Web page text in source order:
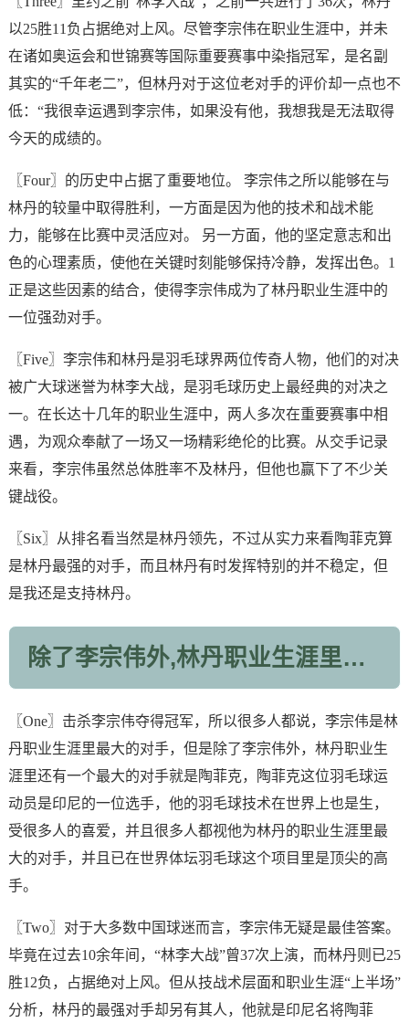
以25胜11负占据绝对上风。尽管李宗伟在职业生涯中，并未
在诸如奥运会和世锦赛等国际重要赛事中染指冠军，是名副
其实的“千年老二”，但林丹对于这位老对手的评价却一点也不
低：“我很幸运遇到李宗伟，如果没有他，我想我是无法取得
今天的成绩的。
〖Four〗的历史中占据了重要地位。 李宗伟之所以能够在与
林丹的较量中取得胜利，一方面是因为他的技术和战术能
力，能够在比赛中灵活应对。 另一方面，他的坚定意志和出
色的心理素质，使他在关键时刻能够保持冷静，发挥出色。1
正是这些因素的结合，使得李宗伟成为了林丹职业生涯中的
一位强劲对手。
〖Five〗李宗伟和林丹是羽毛球界两位传奇人物，他们的对决
被广大球迷誉为林李大战，是羽毛球历史上最经典的对决之
一。在长达十几年的职业生涯中，两人多次在重要赛事中相
遇，为观众奉献了一场又一场精彩绝伦的比赛。从交手记录
来看，李宗伟虽然总体胜率不及林丹，但他也赢下了不少关
键战役。
〖Six〗从排名看当然是林丹领先，不过从实力来看陶菲克算
是林丹最强的对手，而且林丹有时发挥特别的并不稳定，但
是我还是支持林丹。
除了李宗伟外,林丹职业生涯里最大的对手是谁?
〖One〗击杀李宗伟夺得冠军，所以很多人都说，李宗伟是林
丹职业生涯里最大的对手，但是除了李宗伟外，林丹职业生
涯里还有一个最大的对手就是陶菲克，陶菲克这位羽毛球运
动员是印尼的一位选手，他的羽毛球技术在世界上也是生，
受很多人的喜爱，并且很多人都视他为林丹的职业生涯里最
大的对手，并且已在世界体坛羽毛球这个项目里是顶尖的高
手。
〖Two〗对于大多数中国球迷而言，李宗伟无疑是最佳答案。
毕竟在过去10余年间，“林李大战”曾37次上演，而林丹则已25
胜12负，占据绝对上风。但从技战术层面和职业生涯“上半场”
分析，林丹的最强对手却另有其人，他就是印尼名将陶菲